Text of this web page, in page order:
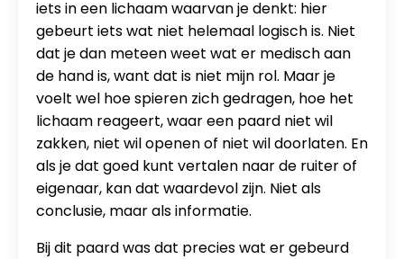
iets in een lichaam waarvan je denkt: hier
gebeurt iets wat niet helemaal logisch is. Niet
dat je dan meteen weet wat er medisch aan
de hand is, want dat is niet mijn rol. Maar je
voelt wel hoe spieren zich gedragen, hoe het
lichaam reageert, waar een paard niet wil
zakken, niet wil openen of niet wil doorlaten. En
als je dat goed kunt vertalen naar de ruiter of
eigenaar, kan dat waardevol zijn. Niet als
conclusie, maar als informatie.
Bij dit paard was dat precies wat er gebeurd